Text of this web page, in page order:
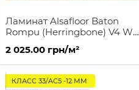
Ламинат Alsafloor Baton
Rompu (Herringbone) V4 WR
X LOCK V4 WR X LOCK
Джефферсон BR 435
2 025.00 грн/м²
КЛАСС 33/AC5 -12 ММ